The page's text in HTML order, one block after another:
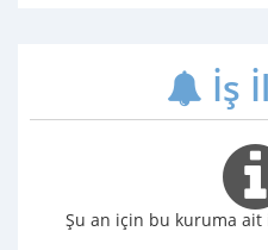
İş
Şu an için bu kuruma ait